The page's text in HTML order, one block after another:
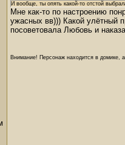
И вообще, ты опять какой-то отстой
Мне как-то по настроению
ужасных вв))) Какой улётный
посоветовала Любовь и
Внимание! Персонаж находится в домике,